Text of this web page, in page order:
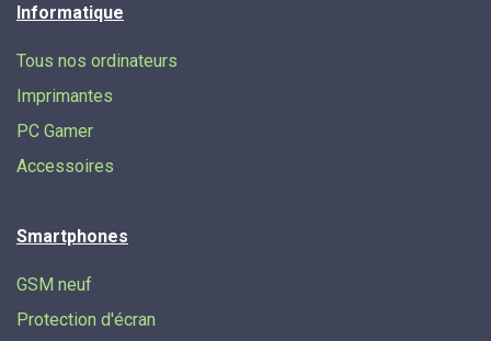
Informatique
Tous nos ordinateurs
Imprimantes
PC Gamer
Accessoires
Smartphones
GSM neuf
Protection d'écran